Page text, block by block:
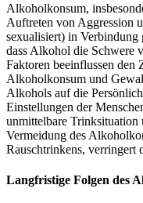
Alkoholkonsum,
Auftreten von Aggression
sexualisiert) in Verbindung
dass Alkohol die Schwere
Faktoren beeinflussen den
Alkoholkonsum und
Alkohols auf die
Einstellungen der
unmittelbare
Vermeidung des
Rauschtrinkens, verringert
Langfristige Folgen des